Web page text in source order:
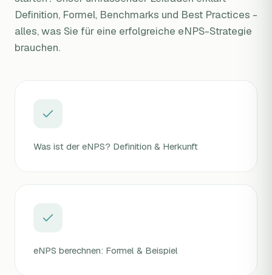
Definition, Formel, Benchmarks und Best Practices -
alles, was Sie für eine erfolgreiche eNPS-Strategie
brauchen.
Was ist der eNPS? Definition & Herkunft
eNPS berechnen: Formel & Beispiel